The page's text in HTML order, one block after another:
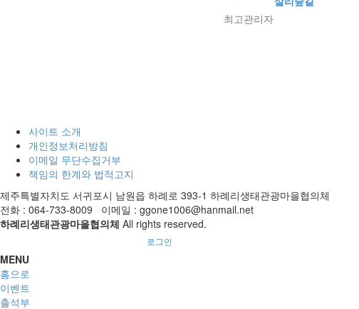
최고관리자
사이트 소개
개인정보처리방침
이메일 무단수집거부
책임의 한계와 법적고지
제주특별자치도 서귀포시 남원읍 하례로 393-1 하례리생태관광마을협의체
전화 : 064-733-8009 이메일 : ggone1006@hanmail.net
하례리생태관광마을협의체 All rights reserved.
로그인
MENU
홈으로
이벤트
출석부